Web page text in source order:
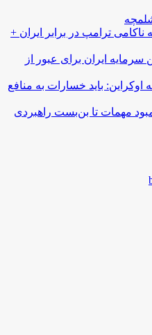
ترامپ در برابر ایران +
ایران برای عبور از
باید خسارات به منافع
مهمات تا بن‌بست راهبردی